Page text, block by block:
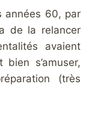
années 60, par
de la relancer
avaient
s’amuser,
(très